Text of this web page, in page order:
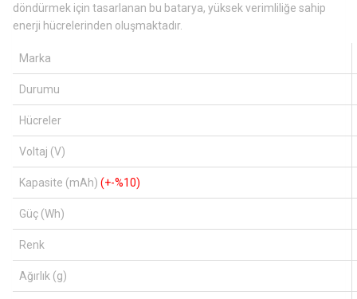
döndürmek için tasarlanan bu batarya, yüksek verimliliğe sahip
enerji hücrelerinden oluşmaktadır.
Marka
Durumu
Hücreler
Voltaj (V)
Kapasite (mAh) (+-%10)
Güç (Wh)
Renk
Ağırlık (g)